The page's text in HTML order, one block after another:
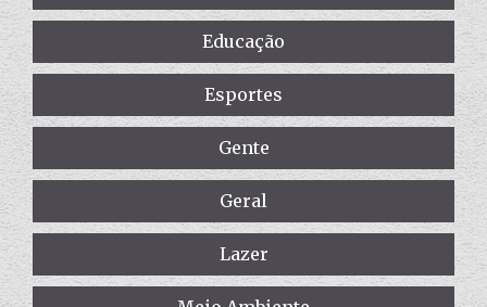
Educação
Esportes
Gente
Geral
Lazer